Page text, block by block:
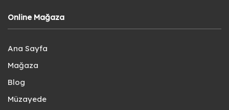
Online Mağaza
Ana Sayfa
Mağaza
Blog
Müzayede